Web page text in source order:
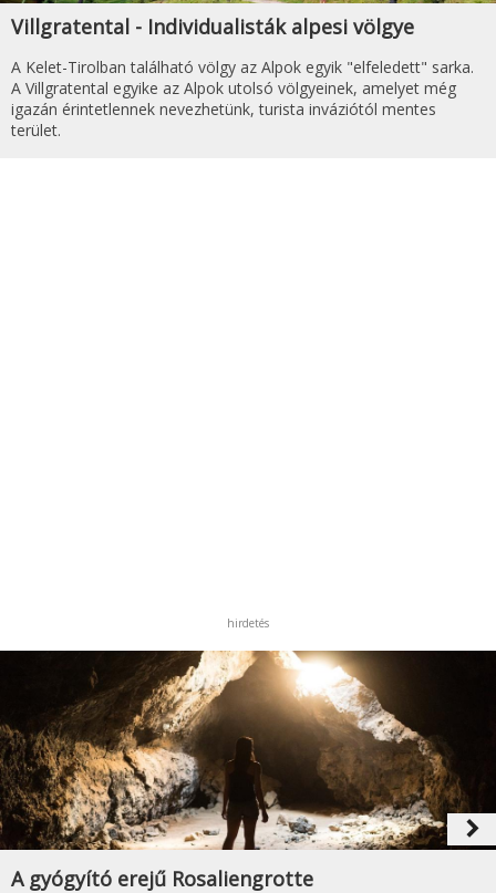
Villgratental - Individualisták alpesi völgye
A Kelet-Tirolban található völgy az Alpok egyik "elfeledett" sarka.
A Villgratental egyike az Alpok utolsó völgyeinek, amelyet még
igazán érintetlennek nevezhetünk, turista inváziótól mentes
terület.
hirdetés
navigate_next
A gyógyító erejű Rosaliengrotte